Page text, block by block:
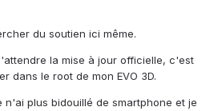
du soutien ici même.
la mise à jour officielle, c'est
dans le root de mon EVO 3D.
n'ai plus bidouillé de smartphone et je